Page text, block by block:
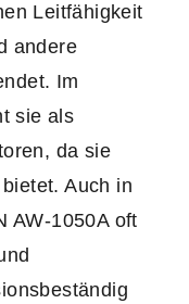
Leitfähigkeit
andere
Im
sie als
da sie
Auch in
AW-1050A oft